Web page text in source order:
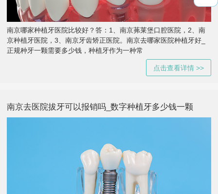
南京哪家种植牙医院比较好？答：1、南京茀莱堡口腔医院，2、南
京种植牙医院，3、南京牙齿矫正医院。南京去哪家医院种植牙好_
正规种牙一颗需要多少钱，种植牙作为一种常
点击查看详情 >>
南京去医院拔牙可以报销吗_数字种植牙多少钱一颗